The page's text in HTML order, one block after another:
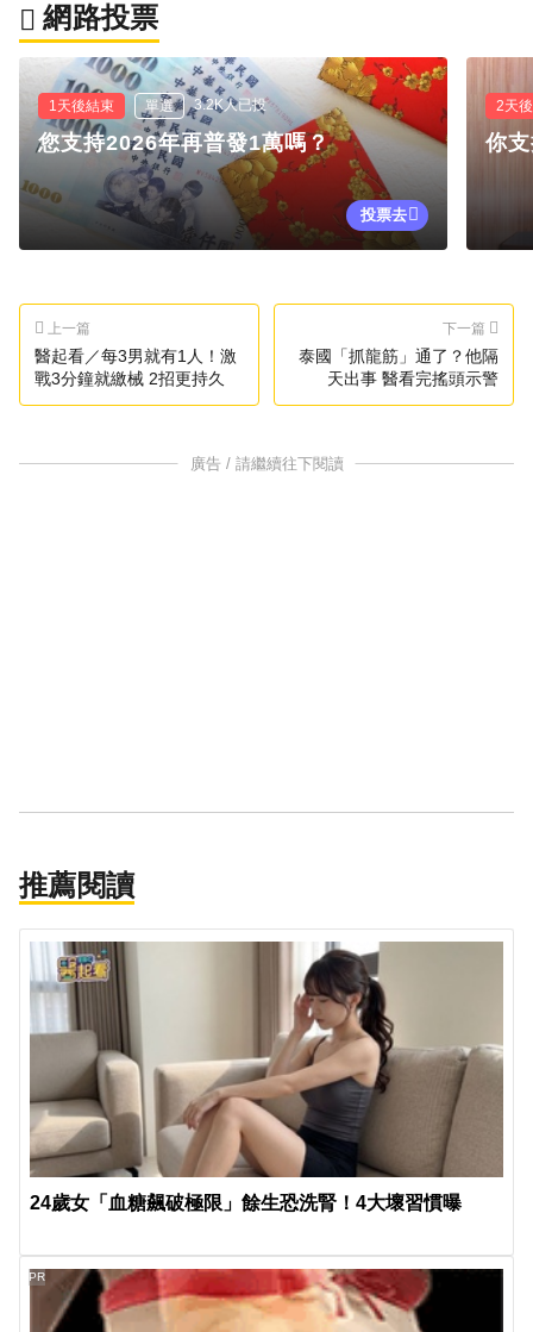
網路投票
1天後結束 單選 3.2K人已投
您支持2026年再普發1萬嗎？
投票去
2天
你
上一篇
醫起看／每3男就有1人！激
戰3分鐘就繳械 2招更持久
下一篇
泰國「抓龍筋」通了？他隔
天出事 醫看完搖頭示警
廣告 / 請繼續往下閱讀
推薦閱讀
24歲女「血糖飆破極限」餘生恐洗腎！4大壞習慣曝
PR